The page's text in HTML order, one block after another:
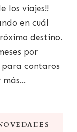
los viajes!!
en cuál
destino.
por
contaros
más...